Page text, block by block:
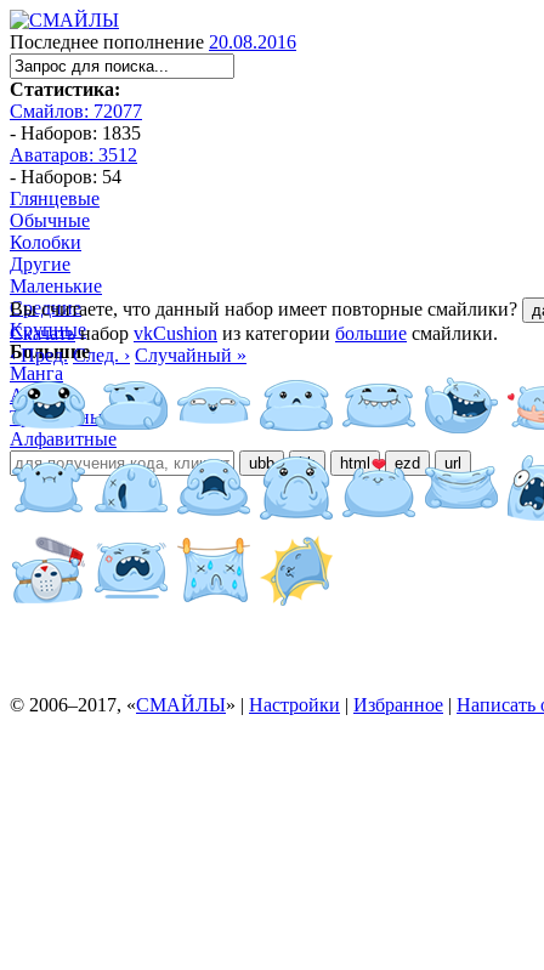
Последнее пополнение 20.08.2016
Статистика:
Смайлов: 72077
- Наборов: 1835
Аватаров: 3512
- Наборов: 54
Глянцевые
Обычные
Колобки
Другие
Маленькие
Средние
Крупные
Большие
Манга
Аниме
Трёхмерные
Алфавитные
ubb bb html ezd url
Вы считаете, что данный набор имеет повторные смайлики?
Скачатьнабор vkCushion из категории большие смайлики.
‹ Пред. След. › Случайный »
© 2006–2017, «СМАЙЛЫ» | Настройки | Избранное | Написать